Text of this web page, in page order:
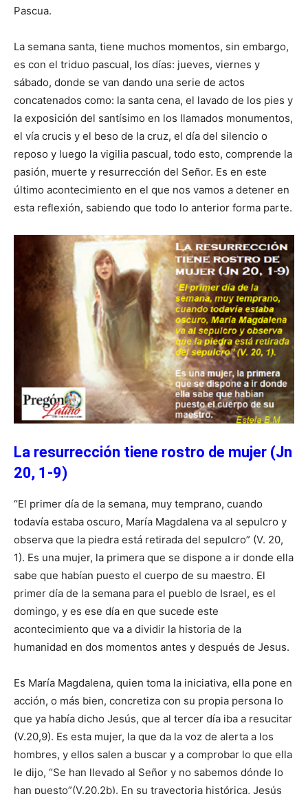
Pascua.
La semana santa, tiene muchos momentos, sin embargo,
es con el triduo pascual, los días: jueves, viernes y
sábado, donde se van dando una serie de actos
concatenados como: la santa cena, el lavado de los pies y
la exposición del santísimo en los llamados monumentos,
el vía crucis y el beso de la cruz, el día del silencio o
reposo y luego la vigilia pascual, todo esto, comprende la
pasión, muerte y resurrección del Señor. Es en este
último acontecimiento en el que nos vamos a detener en
esta reflexión, sabiendo que todo lo anterior forma parte.
La resurrección tiene rostro de mujer (Jn
20, 1-9)
“El primer día de la semana, muy temprano, cuando
todavía estaba oscuro, María Magdalena va al sepulcro y
observa que la piedra está retirada del sepulcro” (V. 20,
1). Es una mujer, la primera que se dispone a ir donde ella
sabe que habían puesto el cuerpo de su maestro. El
primer día de la semana para el pueblo de Israel, es el
domingo, y es ese día en que sucede este
acontecimiento que va a dividir la historia de la
humanidad en dos momentos antes y después de Jesus.
Es María Magdalena, quien toma la iniciativa, ella pone en
acción, o más bien, concretiza con su propia persona lo
que ya había dicho Jesús, que al tercer día iba a resucitar
(V.20,9). Es esta mujer, la que da la voz de alerta a los
hombres, y ellos salen a buscar y a comprobar lo que ella
le dijo, “Se han llevado al Señor y no sabemos dónde lo
han puesto”(V.20,2b). En su trayectoria histórica, Jesús